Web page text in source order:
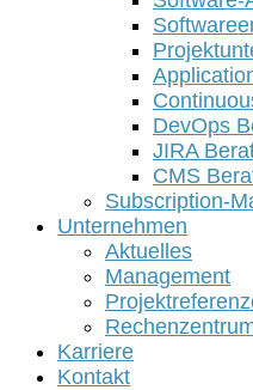
DevOps
JIRA
CMS
Subscription-
Unternehmen
Aktuelles
Management
Karriere
Kontakt